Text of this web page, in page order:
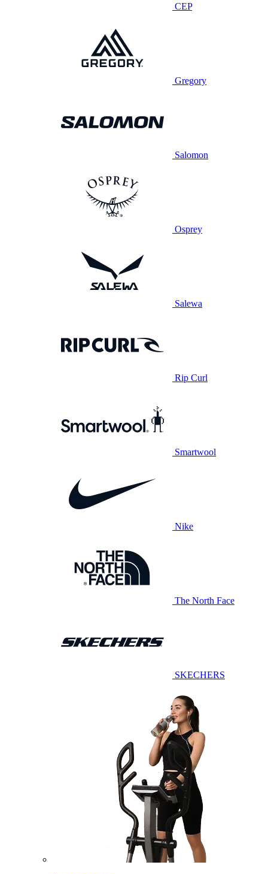
CEP
Gregory
Salomon
Osprey
Salewa
Rip Curl
Smartwool
Nike
The North Face
SKECHERS